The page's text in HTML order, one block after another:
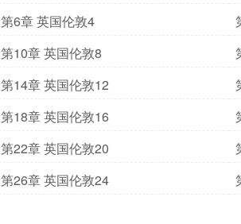
第6章 英国伦敦4
第10章 英国伦敦8
第14章 英国伦敦12
第18章 英国伦敦16
第22章 英国伦敦20
第26章 英国伦敦24